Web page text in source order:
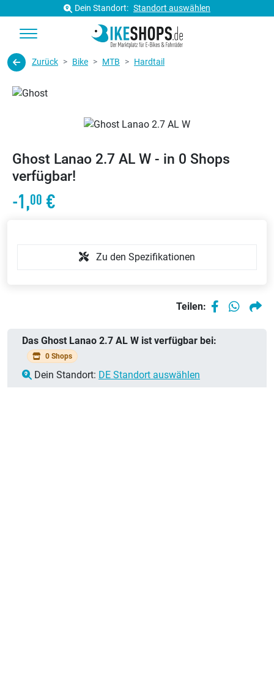
Dein Standort: Standort auswählen
Zurück Bike MTB Hardtail
Ghost Lanao 2.7 AL W - in 0 Shops
verfügbar!
-1,00 €
Zu den Spezifikationen
Teilen:
Das Ghost Lanao 2.7 AL W ist verfügbar bei:
0 Shops
Dein Standort: DE Standort auswählen